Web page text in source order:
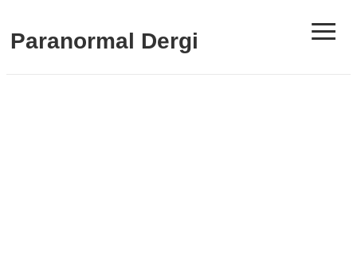
Paranormal Dergi ≡